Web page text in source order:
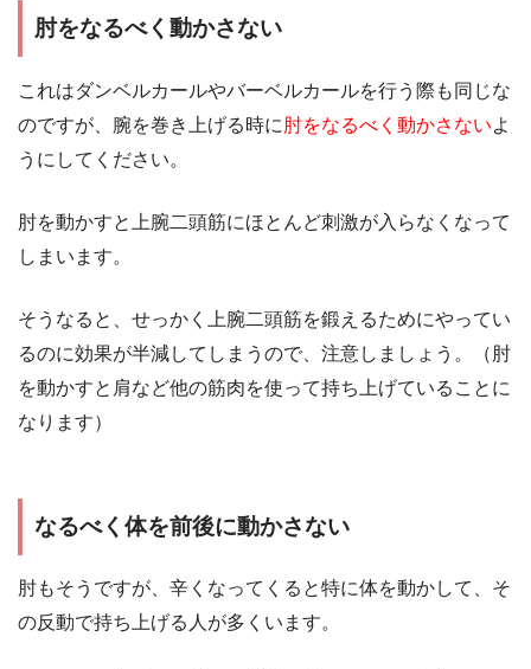
肘をなるべく動かさない
これはダンベルカールやバーベルカールを行う際も同じな
のですが、腕を巻き上げる時に 肘をなるべく動かさないよ
うにしてください。
肘を動かすと上腕二頭筋にほとんど刺激が入らなくなって
しまいます。
そうなると、せっかく上腕二頭筋を鍛えるためにやってい
るのに効果が半減してしまうので、注意しましょう。（肘
を動かすと肩など他の筋肉を使って持ち上げていることに
なります）
なるべく体を前後に動かさない
肘もそうですが、辛くなってくると特に体を動かして、そ
の反動で持ち上げる人が多くいます。